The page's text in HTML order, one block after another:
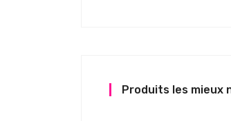
Produits les mieux